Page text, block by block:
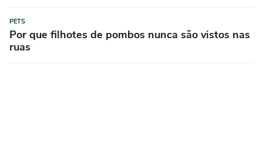
PETS
Por que filhotes de pombos nunca são vistos nas
ruas